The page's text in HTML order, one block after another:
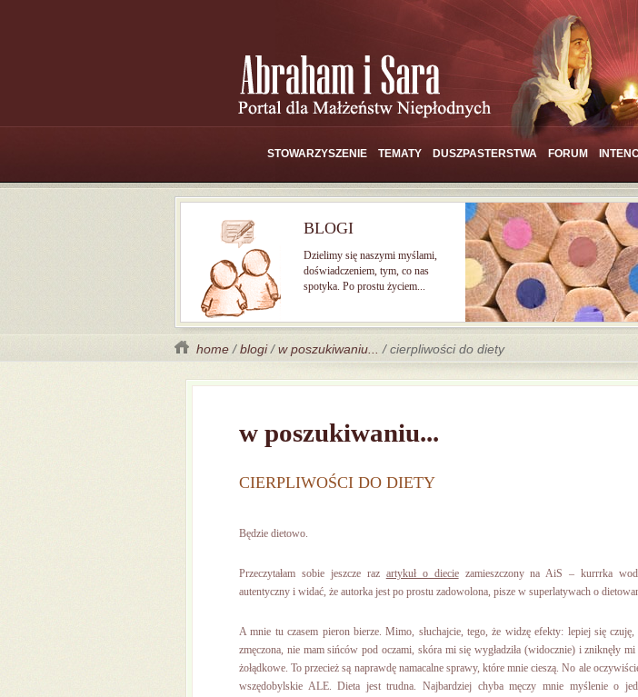
STOWARZYSZENIE TEMATY DUSZPASTERSTWA FORUM
BLOGI
Dzielimy się naszymi myślami,
doświadczeniem, tym, co nas
spotyka. Po prostu życiem...
home /blogi/w poszukiwaniu... / cierpliwości do diety
w poszukiwaniu...
CIERPLIWOŚCI DO DIETY
Będzie dietowo.
Przeczytałam sobie jeszcze raz artykuł o dieciezamieszczony na AiS – kurrrka
autentyczny i widać, że autorka jest po prostu zadowolona, pisze w superlatywach o
A mnie tu czasem pieron bierze. Mimo, słuchajcie, tego, że widzę efekty: lepiej się czuję,
zmęczona, nie mam sińców pod oczami, skóra mi się wygładziła (widocznie) i zniknęły
żołądkowe. To przecież są naprawdę namacalne sprawy, które mnie cieszą. No ale
wszędobylskie ALE. Dieta jest trudna. Najbardziej chyba męczy mnie myślenie o